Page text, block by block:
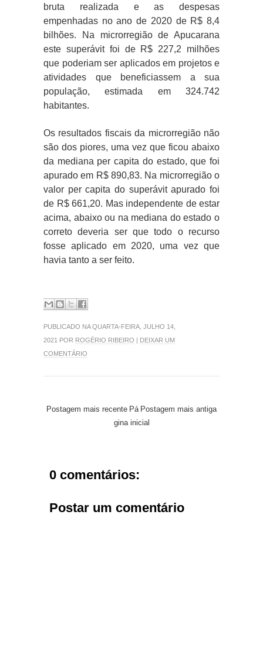
bruta realizada e as despesas
empenhadas no ano de 2020 de R$ 8,4
bilhões. Na microrregião de Apucarana
este superávit foi de R$ 227,2 milhões
que poderiam ser aplicados em projetos e
atividades que beneficiassem a sua
população, estimada em 324.742
habitantes.
Os resultados fiscais da microrregião não
são dos piores, uma vez que ficou abaixo
da mediana per capita do estado, que foi
apurado em R$ 890,83. Na microrregião o
valor per capita do superávit apurado foi
de R$ 661,20. Mas independente de estar
acima, abaixo ou na mediana do estado o
correto deveria ser que todo o recurso
fosse aplicado em 2020, uma vez que
havia tanto a ser feito.
PUBLICADO NA QUARTA-FEIRA, JULHO 14,
2021 POR ROGÉRIO RIBEIRO | DEIXAR UM
COMENTÁRIO
Postagem mais recente Postagem mais antiga
Pá
gina inicial
0 comentários:
Postar um comentário